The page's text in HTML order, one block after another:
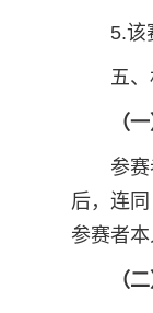
5.该
五
（
参
后，连
参赛者
（